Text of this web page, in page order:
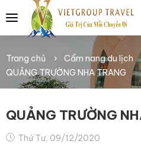
Trang chủ
Cẩm nang du lịch
QUẢNG TRƯỜNG NHA TRANG
QUẢNG TRƯỜNG
Thứ Tư, 09/12/2020